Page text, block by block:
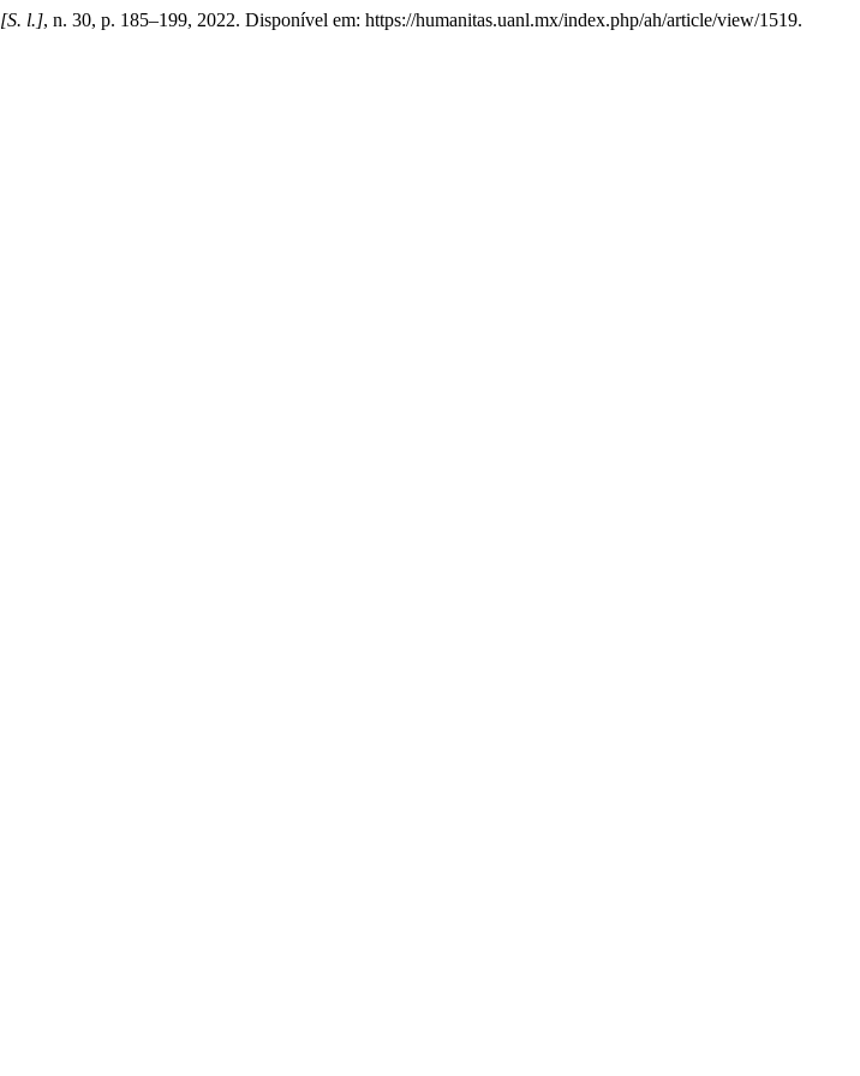
[S. l.], n. 30, p. 185–199, 2022. Disponível em: https://humanitas.uanl.mx/index.php/ah/article/view/1519.